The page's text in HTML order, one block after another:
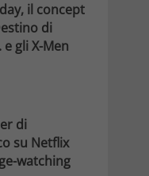
il concept
di
gli X-Men
di
su Netflix
watching